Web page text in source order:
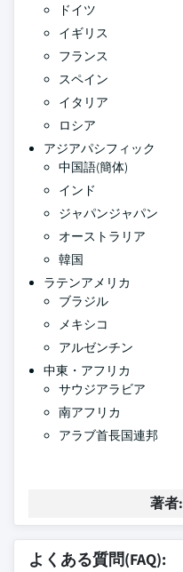
ドイツ
イギリス
フランス
スペイン
イタリア
ロシア
アジアパシフィック
中国語(簡体)
インド
ジャパンジャパン
オーストラリア
韓国
ラテンアメリカ
ブラジル
メキシコ
アルゼンチン
中東・アフリカ
サウジアラビア
南アフリカ
アラブ首長国連邦
著者:
よくある質問(FAQ):